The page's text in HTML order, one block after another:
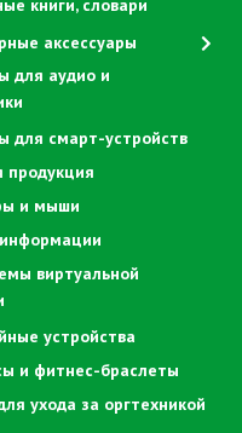
книги, словари
аксессуары
для аудио и
для смарт-устройств
продукция
и мыши
виртуальной
устройства
и фитнес-браслеты
ухода за оргтехникой